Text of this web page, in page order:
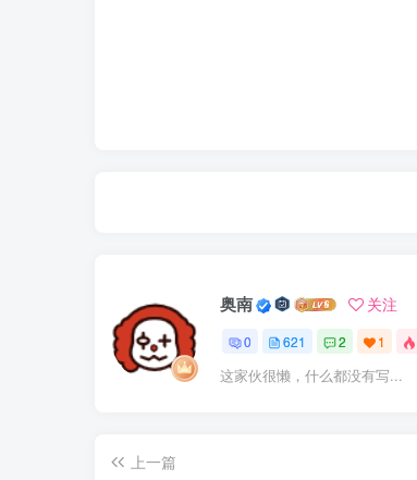
奥南 关注
0 621 2 1
这家伙很懒，什么都没有写...
上一篇